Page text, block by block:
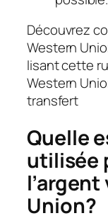
Découvrez
Western
lisant cette
Western
transfert
Quelle
utilisée
Union?